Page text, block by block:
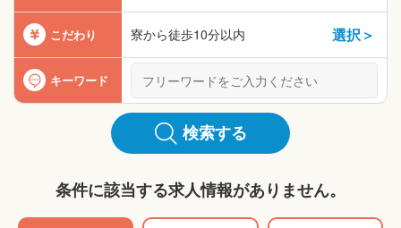
こだわり 寮から徒歩10分以内 選択＞
キーワード
検索する
条件に該当する求人情報がありません。